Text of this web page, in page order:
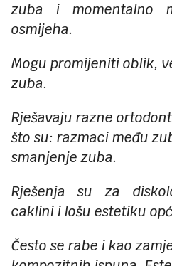
zuba i momentalno
osmijeha.
Mogu promijeniti oblik,
zuba.
Rješavaju razne
što su: razmaci među
smanjenje zuba.
Rješenja su za
caklini i lošu estetiku
Često se rabe i kao